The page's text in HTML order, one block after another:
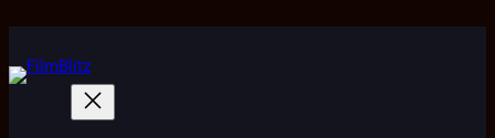
springen